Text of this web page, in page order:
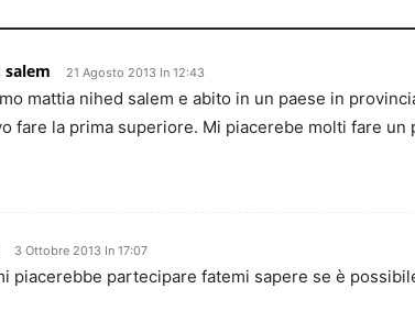
21 Agosto 2013 In 12:43
mattia nihed salem e abito in un paese in
fare la prima superiore. Mi piacerebe molti fare
3 Ottobre 2013 In 17:07
piacerebbe partecipare fatemi sapere se è